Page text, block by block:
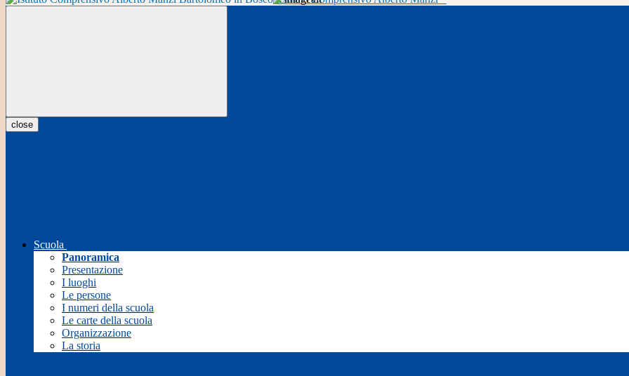
close
Scuola
Panoramica
Presentazione
I luoghi
Le persone
I numeri della scuola
Le carte della scuola
Organizzazione
La storia